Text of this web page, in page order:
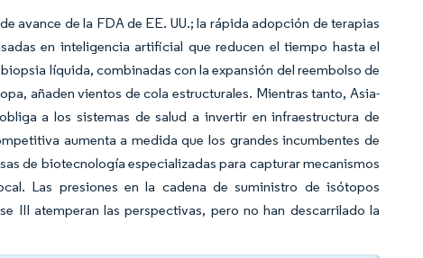
avance de la FDA de EE. UU.; la rápida adopción de terapias
en inteligencia artificial que reducen el tiempo hasta el
líquida, combinadas con la expansión del reembolso de
añaden vientos de cola estructurales. Mientras tanto, Asia-
a los sistemas de salud a invertir en infraestructura de
aumenta a medida que los grandes incumbentes de
de biotecnología especializadas para capturar mecanismos
Las presiones en la cadena de suministro de isótopos
III atemperan las perspectivas, pero no han descarrilado la